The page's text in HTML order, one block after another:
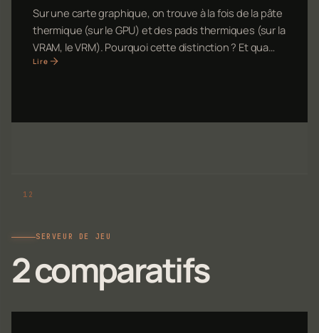
Sur une carte graphique, on trouve à la fois de la pâte
thermique (sur le GPU) et des pads thermiques (sur la
VRAM, le VRM). Pourquoi cette distinction ? Et qua…
Lire
SERVEUR DE JEU
2 comparatifs